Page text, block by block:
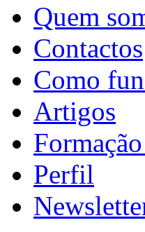
Quem
Contactos
Como
Artigos
Perfil